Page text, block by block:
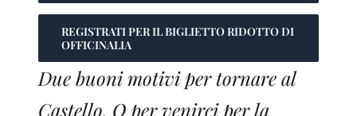
REGISTRATI PER IL BIGLIETTO RIDOTTO DI
OFFICINALIA
Due buoni motivi per tornare al
Castello. O per venirci per la